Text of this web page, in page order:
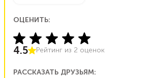
ОЦЕНИТЬ:
4.5 Рейтинг из 2 оценок
РАССКАЗАТЬ ДРУЗЬЯМ: